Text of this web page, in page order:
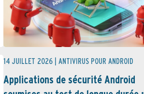
14 JUILLET 2026 | ANTIVIRUS POUR ANDROID
Applications de sécurité Android